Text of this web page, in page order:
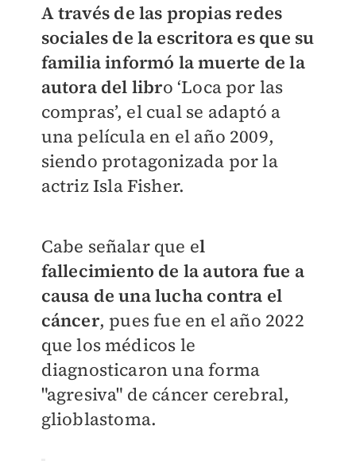
A través de las propias redes
sociales de la escritora es que su
familia informó la muerte de la
autora del libro ‘Loca por las
compras’, el cual se adaptó a
una película en el año 2009,
siendo protagonizada por la
actriz Isla Fisher.
Cabe señalar que el
fallecimiento de la autora fue a
causa de una lucha contra el
cáncer, pues fue en el año 2022
que los médicos le
diagnosticaron una forma
"agresiva" de cáncer cerebral,
glioblastoma.